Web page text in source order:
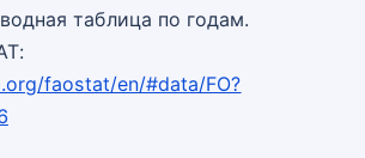
таблица по годам.
faostat/en/#data/FO?